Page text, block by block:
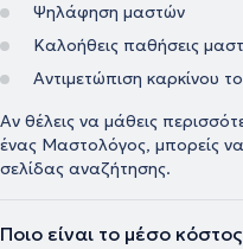
Ψηλάφηση μαστών
Καλοήθεις παθήσεις
Αντιμετώπιση καρκίνου
Αν θέλεις να μάθεις
ένας Μαστολόγος, μπορείς
σελίδας αναζήτησης.
Ποιο είναι το μέσο